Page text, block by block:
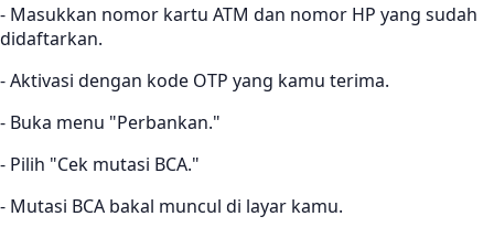
- Masukkan nomor kartu ATM dan nomor HP yang sudah
didaftarkan.
- Aktivasi dengan kode OTP yang kamu terima.
- Buka menu "Perbankan."
- Pilih "Cek mutasi BCA."
- Mutasi BCA bakal muncul di layar kamu.